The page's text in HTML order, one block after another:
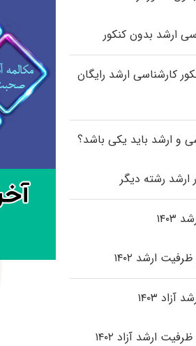
ارشد بدون کنکور
کارشناسی ارشد رایگان
و ارشد باید یکی باشد؟
ارشد رشته دیگر
ارشد ۱۴۰۲
۱۴۰۳
ارشد آزاد ۱۴۰۲